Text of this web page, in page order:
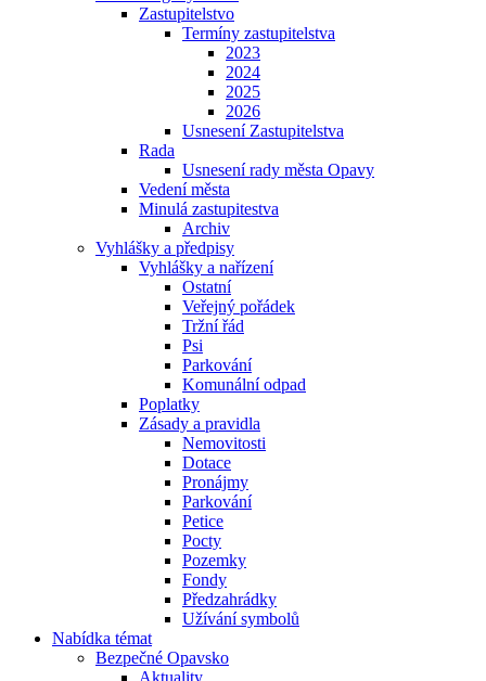
Zastupitelstvo
Termíny zastupitelstva
2023
2024
2025
2026
Usnesení Zastupitelstva
Rada
Usnesení rady města Opavy
Vedení města
Minulá zastupitestva
Archiv
Vyhlášky a předpisy
Vyhlášky a nařízení
Ostatní
Veřejný pořádek
Tržní řád
Psi
Parkování
Komunální odpad
Poplatky
Zásady a pravidla
Nemovitosti
Dotace
Pronájmy
Parkování
Petice
Pocty
Pozemky
Fondy
Předzahrádky
Užívání symbolů
Nabídka témat
Bezpečné Opavsko